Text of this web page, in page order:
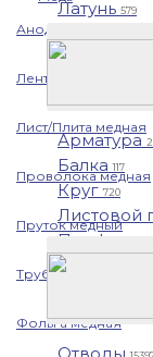
Аноды медные
Лента медная
Лист/Плита медная
Проволока медная
Пруток медный
Труба медная
Фольга медная
Латунь 579
Арматура
Балка117
Круг 720
Листовой
Отводы